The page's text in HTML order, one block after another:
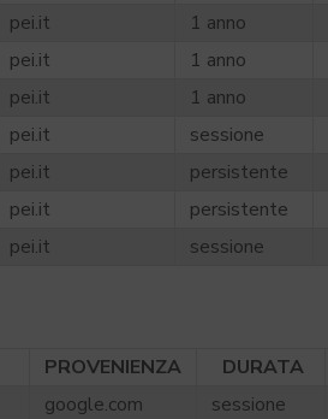
pei.it 1 anno
pei.it 1 anno
pei.it 1 anno
pei.it sessione
pei.it persistente
pei.it persistente
pei.it sessione
PROVENIENZA DURATA
google.com sessione